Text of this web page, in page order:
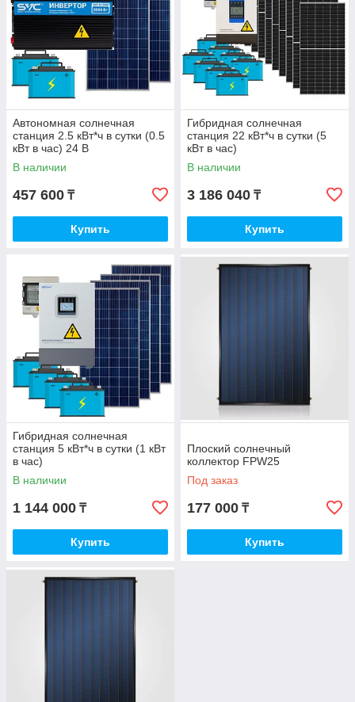
Автономная солнечная
станция 2.5 кВт*ч в сутки (0.5
кВт в час) 24 В
В наличии
457 600 ₸
Купить
Гибридная солнечная
станция 22 кВт*ч в сутки (5
кВт в час)
В наличии
3 186 040 ₸
Купить
Гибридная солнечная
станция 5 кВт*ч в сутки (1 кВт
в час)
В наличии
1 144 000 ₸
Купить
Плоский солнечный
коллектор FPW25
Под заказ
177 000 ₸
Купить